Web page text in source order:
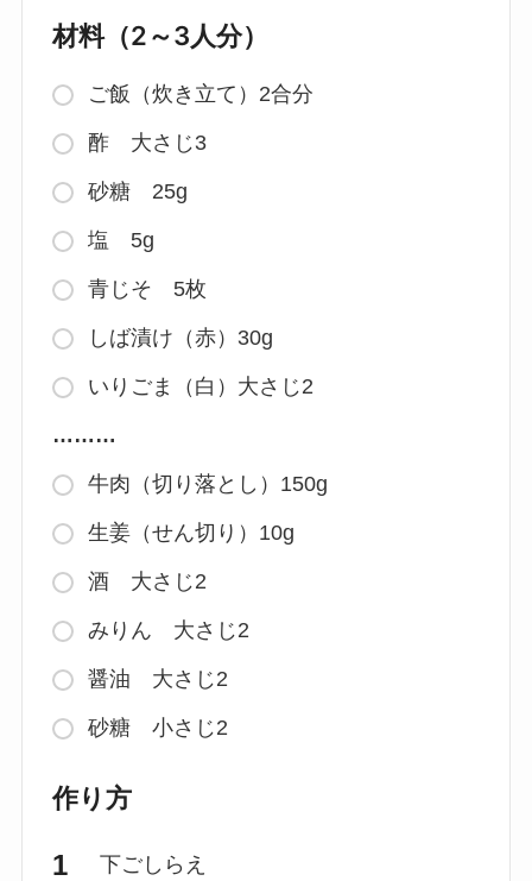
材料（2～3人分）
ご飯（炊き立て）2合分
酢 大さじ3
砂糖 25g
塩 5g
青じそ 5枚
しば漬け（赤）30g
いりごま（白）大さじ2
………
牛肉（切り落とし）150g
生姜（せん切り）10g
酒 大さじ2
みりん 大さじ2
醤油 大さじ2
砂糖 小さじ2
作り方
下ごしらえ